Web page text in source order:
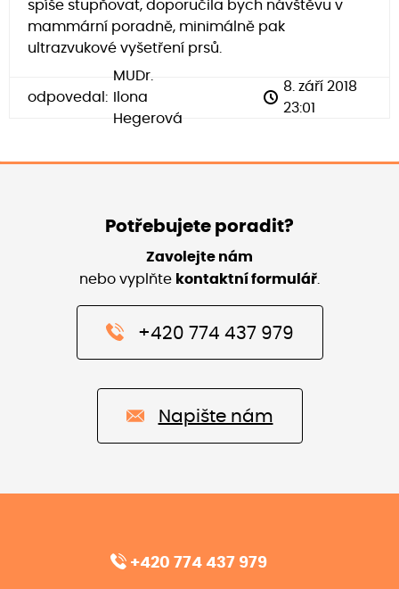
spíše stupňovat, doporučila bych návštěvu v
mammární poradně, minimálně pak
ultrazvukové vyšetření prsů.
odpovedal:
MUDr.
Ilona
Hegerová
8. září 2018
23:01
Potřebujete poradit?
Zavolejte nám
nebo vyplňte kontaktní formulář
+420 774 437 979
Napište nám
+420 774 437 979